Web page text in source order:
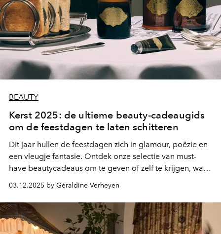
BEAUTY
Kerst 2025: de ultieme beauty-cadeaugids
om de feestdagen te laten schitteren
Dit jaar hullen de feestdagen zich in glamour, poëzie en
een vleugje fantasie. Ontdek onze selectie van must-
have beautycadeaus om te geven of zelf te krijgen, waar
luxe, innovatie en magie samenkomen voor
onvergetelijke verrassingen.
03.12.2025 by Géraldine Verheyen